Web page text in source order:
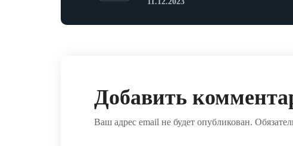
Добавить
Ваш адрес email не будет опубликован.